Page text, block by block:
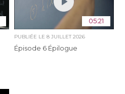
05:21
PUBLIÉE LE 8 JUILLET 2026
Épisode 6 Épilogue